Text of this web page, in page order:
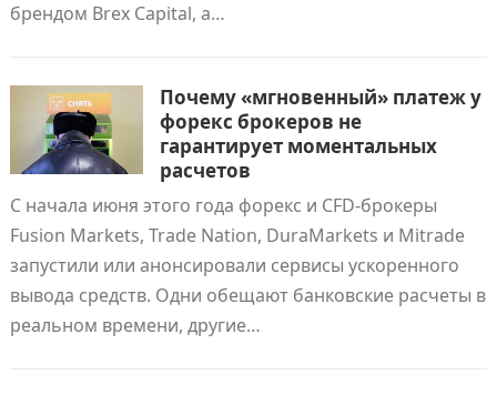
брендом Brex Capital, а…
Почему «мгновенный» платеж у
форекс брокеров не
гарантирует моментальных
расчетов
С начала июня этого года форекс и CFD-брокеры
Fusion Markets, Trade Nation, DuraMarkets и Mitrade
запустили или анонсировали сервисы ускоренного
вывода средств. Одни обещают банковские расчеты в
реальном времени, другие…